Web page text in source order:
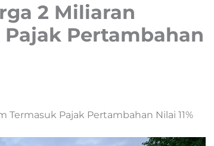
2 Miliaran
Pertambahan
Termasuk Pajak Pertambahan Nilai 11%